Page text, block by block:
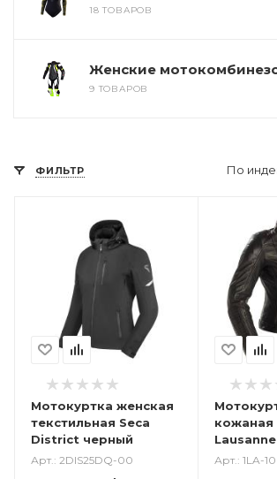
18 ТОВАРОВ
Женские
9 ТОВАРОВ
ФИЛЬТР По
Мотокуртка женская
текстильная Seca
District черный
Арт.: 2DIS25DQ-00
кожаная
Арт.: 1LA-